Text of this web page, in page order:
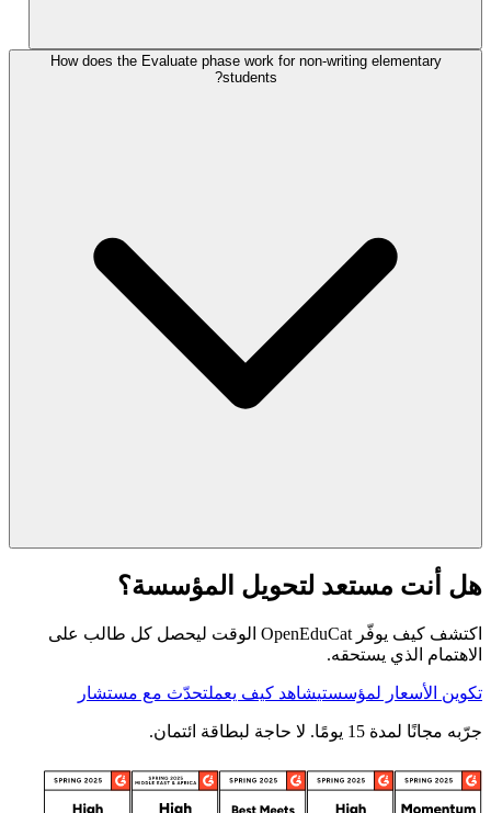
How does the Evaluate phase work for non-writing elementary
students?
هل أنت مستعد لتحويل المؤسسة؟
اكتشف كيف يوفّر OpenEduCat الوقت ليحصل كل طالب على
الاهتمام الذي يستحقه.
تكوين الأسعار لمؤسستيشاهد كيف يعملتحدّث مع مستشار
جرّبه مجانًا لمدة 15 يومًا. لا حاجة لبطاقة ائتمان.